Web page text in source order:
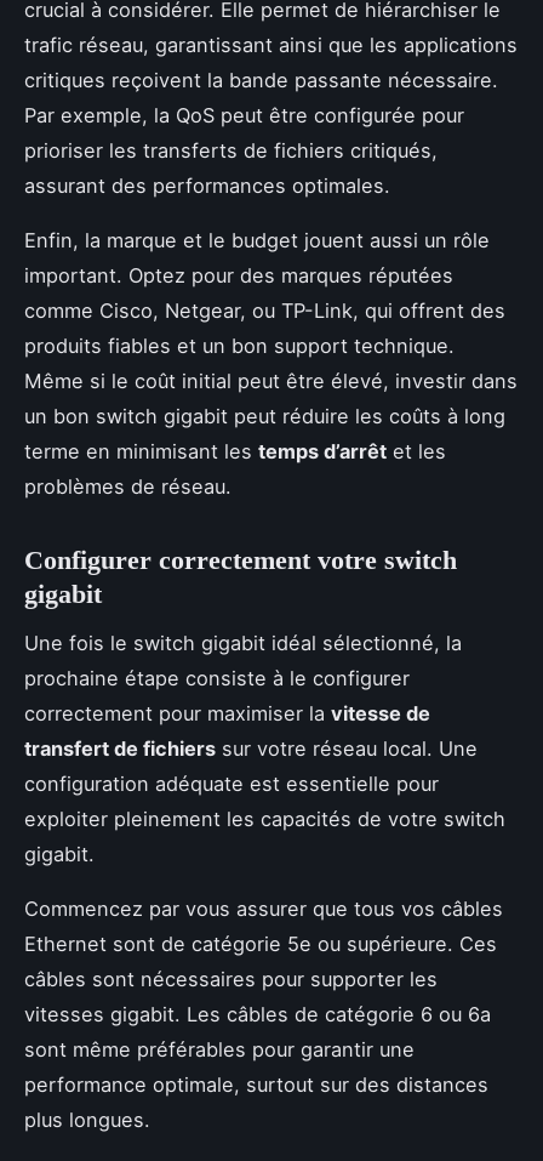
crucial à considérer. Elle permet de hiérarchiser le
trafic réseau, garantissant ainsi que les applications
critiques reçoivent la bande passante nécessaire.
Par exemple, la QoS peut être configurée pour
prioriser les transferts de fichiers critiqués,
assurant des performances optimales.
Enfin, la marque et le budget jouent aussi un rôle
important. Optez pour des marques réputées
comme Cisco, Netgear, ou TP-Link, qui offrent des
produits fiables et un bon support technique.
Même si le coût initial peut être élevé, investir dans
un bon switch gigabit peut réduire les coûts à long
terme en minimisant les temps d’arrêt et les
problèmes de réseau.
Configurer correctement votre switch
gigabit
Une fois le switch gigabit idéal sélectionné, la
prochaine étape consiste à le configurer
correctement pour maximiser la vitesse de
transfert de fichiers sur votre réseau local. Une
configuration adéquate est essentielle pour
exploiter pleinement les capacités de votre switch
gigabit.
Commencez par vous assurer que tous vos câbles
Ethernet sont de catégorie 5e ou supérieure. Ces
câbles sont nécessaires pour supporter les
vitesses gigabit. Les câbles de catégorie 6 ou 6a
sont même préférables pour garantir une
performance optimale, surtout sur des distances
plus longues.